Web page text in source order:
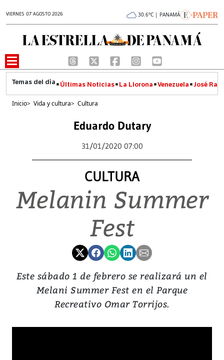
VIERNES 07 AGOSTO 2026 30.6°C | PANAMÁ
Últimas Noticias La Llorona Venezuela José
Inicio> Vida y cultura> Cultura
Eduardo Dutary
31/01/2020 07:00
CULTURA
Melanin Summer
Fest
Este sábado 1 de febrero se realizará un el
Melani Summer Fest en el Parque
Recreativo Omar Torrijos.